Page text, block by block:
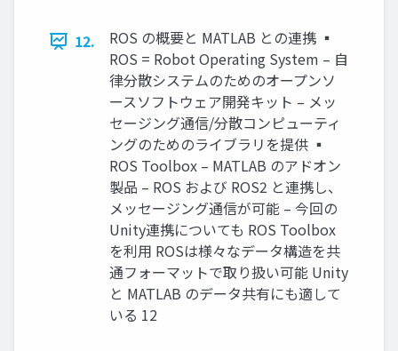
12.
ROS の概要と MATLAB との連携 ▪
ROS = Robot Operating System – 自
律分散システムのためのオープンソ
ースソフトウェア開発キット – メッ
セージング通信/分散コンピューティ
ングのためのライブラリを提供 ▪
ROS Toolbox – MATLAB のアドオン
製品 – ROS および ROS2 と連携し、
メッセージング通信が可能 – 今回の
Unity連携についても ROS Toolbox
を利用 ROSは様々なデータ構造を共
通フォーマットで取り扱い可能 Unity
と MATLAB のデータ共有にも適して
いる 12